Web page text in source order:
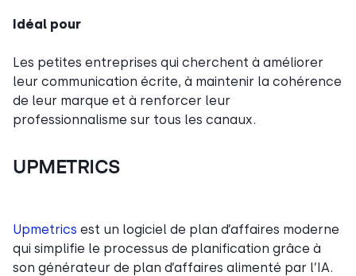
Idéal pour
Les petites entreprises qui cherchent à améliorer
leur communication écrite, à maintenir la cohérence
de leur marque et à renforcer leur
professionnalisme sur tous les canaux.
UPMETRICS
Upmetrics est un logiciel de plan d’affaires moderne
qui simplifie le processus de planification grâce à
son générateur de plan d’affaires alimenté par l’IA.